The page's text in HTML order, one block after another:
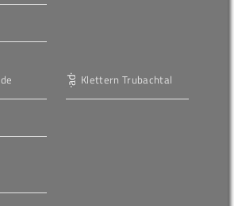
Klettern Trubachtal